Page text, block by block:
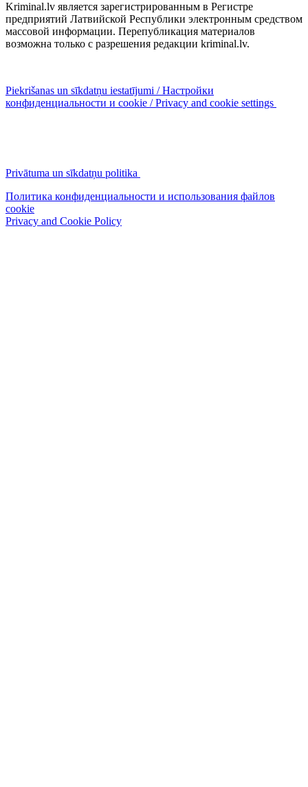
Kriminal.lv является зарегистрированным в Регистре
предприятий Латвийской Республики электронным средством
массовой информации. Перепубликация материалов
возможна только с разрешения редакции kriminal.lv.
Piekrišanas un sīkdatņu iestatījumi / Настройки
конфиденциальности и cookie / Privacy and cookie settings
Privātuma un sīkdatņu politika
Политика конфиденциальности и использования файлов
cookie
Privacy and Cookie Policy